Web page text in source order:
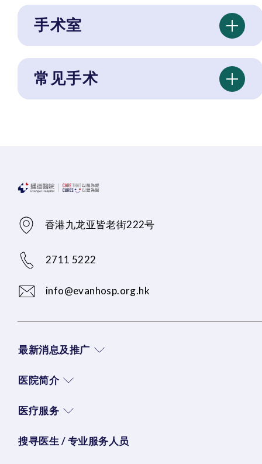
手术室
常见手术
香港九龙亚皆老街222号
2711 5222
info@evanhosp.org.hk
最新消息及推广
医院简介
医疗服务
搜寻医生 / 专业服务人员